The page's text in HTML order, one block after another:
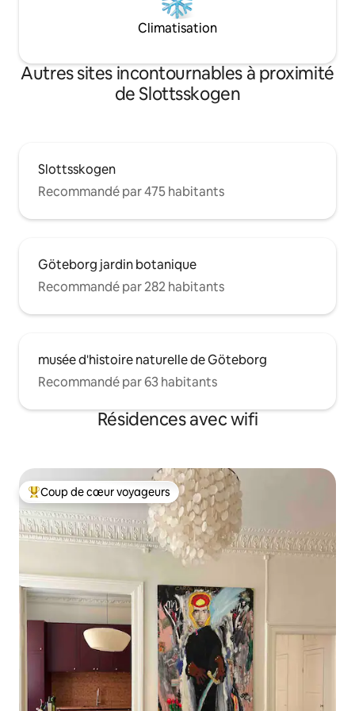
Climatisation
Autres sites incontournables à proximité
de Slottsskogen
Slottsskogen
Recommandé par 475 habitants
Göteborg jardin botanique
Recommandé par 282 habitants
musée d'histoire naturelle de Göteborg
Recommandé par 63 habitants
Résidences avec wifi
Coups de cœur voyageurs les plus appréciés
Coup de cœur voyageurs